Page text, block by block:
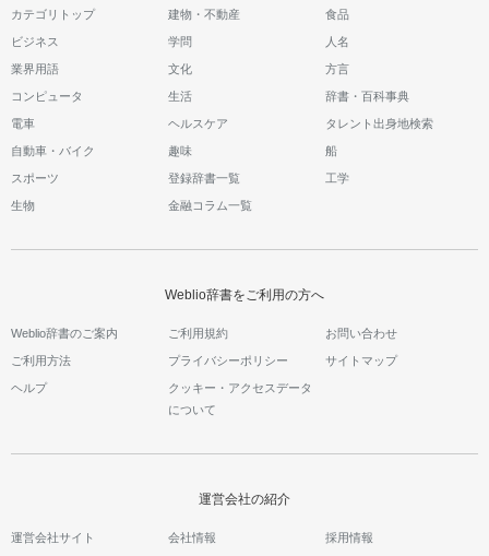
カテゴリトップ 建物・不動産 食品
ビジネス 学問 人名
業界用語 文化 方言
コンピュータ 生活 辞書・百科事典
電車 ヘルスケア タレント出身地検索
自動車・バイク 趣味 船
スポーツ 登録辞書一覧 工学
生物 金融コラム一覧
Weblio辞書をご利用の方へ
Weblio辞書のご案内 ご利用規約 お問い合わせ
ご利用方法 プライバシーポリシー サイトマップ
ヘルプ
クッキー・アクセスデータ
について
運営会社の紹介
運営会社サイト 会社情報 採用情報